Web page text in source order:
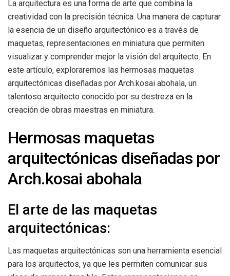
La arquitectura es una forma de arte que combina la
creatividad con la precisión técnica. Una manera de capturar
la esencia de un diseño arquitectónico es a través de
maquetas, representaciones en miniatura que permiten
visualizar y comprender mejor la visión del arquitecto. En
este artículo, exploraremos las hermosas maquetas
arquitectónicas diseñadas por Arch.kosai abohala, un
talentoso arquitecto conocido por su destreza en la
creación de obras maestras en miniatura.
Hermosas maquetas
arquitectónicas diseñadas por
Arch.kosai abohala
El arte de las maquetas
arquitectónicas:
Las maquetas arquitectónicas son una herramienta esencial
para los arquitectos, ya que les permiten comunicar sus